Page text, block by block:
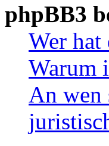
phpBB3
Wer hat
Warum
An wen